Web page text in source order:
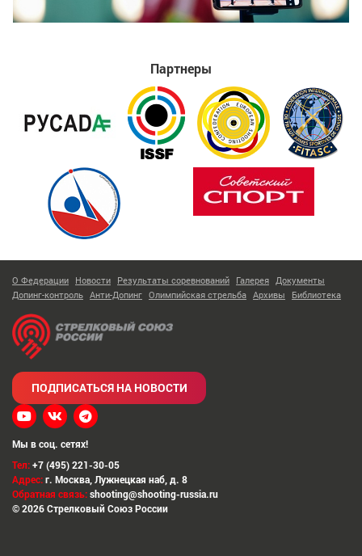
Партнеры
О Федерации Новости Результаты соревнований Галерея Документы
Допинг-контроль Анти-Допинг Олимпийская стрельба Архивы Библиотека
Тел:+7 (495) 221-30-05
Адрес:г. Москва Лужнецкая наб, д. 8
Обратная связь:shooting@shooting-russia.ru
© 2026 Стрелковый Союз России
ПОДПИСАТЬСЯ НА НОВОСТИ
Мы в соц. сетях!